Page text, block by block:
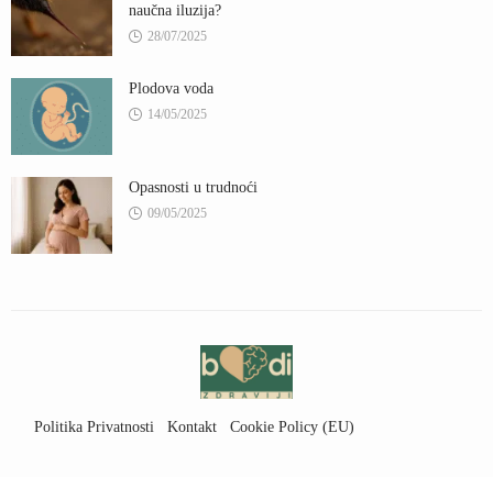
naučna iluzija?
28/07/2025
Plodova voda
14/05/2025
Opasnosti u trudnoći
09/05/2025
Politika Privatnosti Kontakt Cookie Policy (EU)